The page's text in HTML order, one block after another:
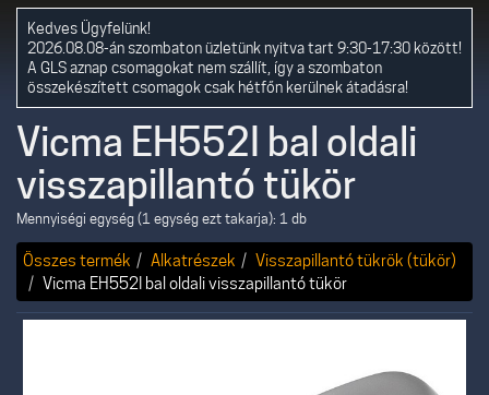
Kedves Ügyfelünk!
2026.08.08-án szombaton üzletünk nyitva tart 9:30-17:30 között!
A GLS aznap csomagokat nem szállít, így a szombaton
összekészített csomagok csak hétfőn kerülnek átadásra!
Vicma EH552I bal oldali
visszapillantó tükör
Mennyiségi egység (1 egység ezt takarja): 1 db
Összes termék Alkatrészek
Visszapillantó tükrök (tükör)
Vicma EH552I bal oldali visszapillantó tükör